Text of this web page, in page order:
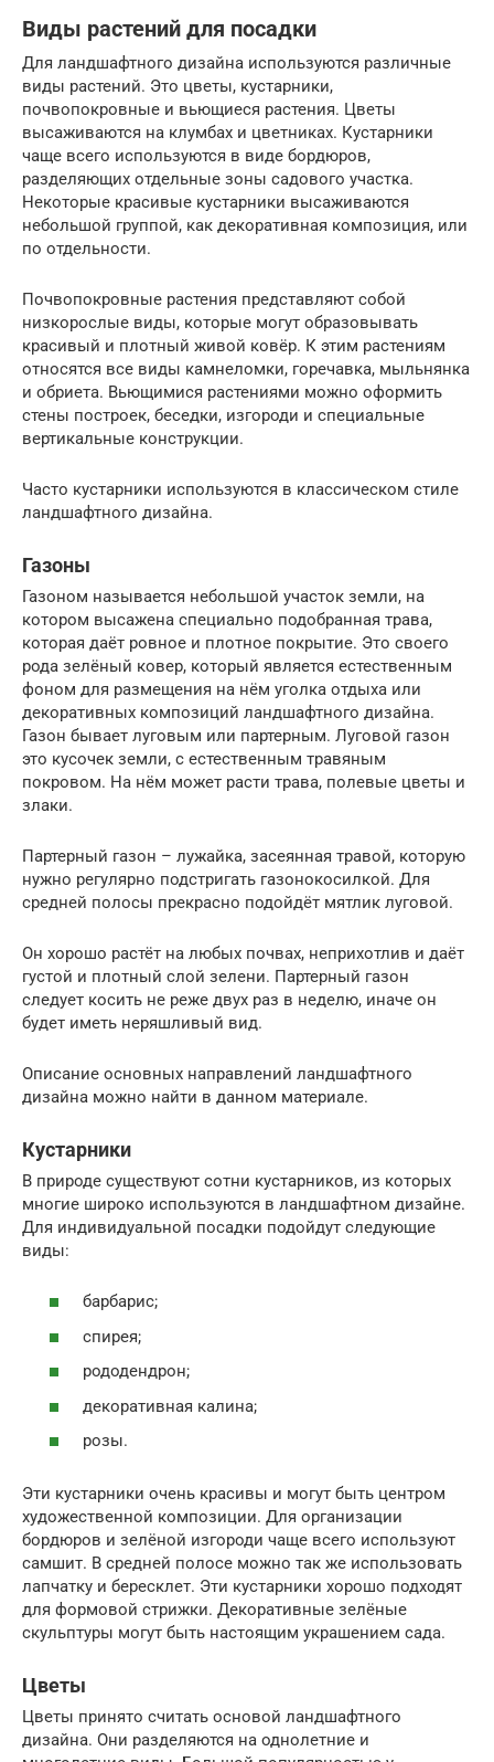
Виды растений для посадки
Для ландшафтного дизайна используются различные
виды растений. Это цветы, кустарники,
почвопокровные и вьющиеся растения. Цветы
высаживаются на клумбах и цветниках. Кустарники
чаще всего используются в виде бордюров,
разделяющих отдельные зоны садового участка.
Некоторые красивые кустарники высаживаются
небольшой группой, как декоративная композиция, или
по отдельности.
Почвопокровные растения представляют собой
низкорослые виды, которые могут образовывать
красивый и плотный живой ковёр. К этим растениям
относятся все виды камнеломки, горечавка, мыльнянка
и обриета. Вьющимися растениями можно оформить
стены построек, беседки, изгороди и специальные
вертикальные конструкции.
Часто кустарники используются в классическом стиле
ландшафтного дизайна.
Газоны
Газоном называется небольшой участок земли, на
котором высажена специально подобранная трава,
которая даёт ровное и плотное покрытие. Это своего
рода зелёный ковер, который является естественным
фоном для размещения на нём уголка отдыха или
декоративных композиций ландшафтного дизайна.
Газон бывает луговым или партерным. Луговой газон
это кусочек земли, с естественным травяным
покровом. На нём может расти трава, полевые цветы и
злаки.
Партерный газон – лужайка, засеянная травой, которую
нужно регулярно подстригать газонокосилкой. Для
средней полосы прекрасно подойдёт мятлик луговой.
Он хорошо растёт на любых почвах, неприхотлив и даёт
густой и плотный слой зелени. Партерный газон
следует косить не реже двух раз в неделю, иначе он
будет иметь неряшливый вид.
Описание основных направлений ландшафтного
дизайна можно найти в данном материале.
Кустарники
В природе существуют сотни кустарников, из которых
многие широко используются в ландшафтном дизайне.
Для индивидуальной посадки подойдут следующие
виды:
барбарис;
спирея;
рододендрон;
декоративная калина;
розы.
Эти кустарники очень красивы и могут быть центром
художественной композиции. Для организации
бордюров и зелёной изгороди чаще всего используют
самшит. В средней полосе можно так же использовать
лапчатку и бересклет. Эти кустарники хорошо подходят
для формовой стрижки. Декоративные зелёные
скульптуры могут быть настоящим украшением сада.
Цветы
Цветы принято считать основой ландшафтного
дизайна. Они разделяются на однолетние и